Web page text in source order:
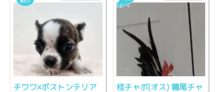
チワワ×ボストンテリア
桂チャボ(オス) 鶉尾チャ